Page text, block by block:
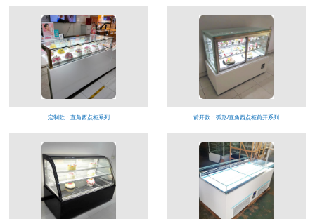
定制款：直角西点柜系列 前开款：弧形/直角西点柜前开系列